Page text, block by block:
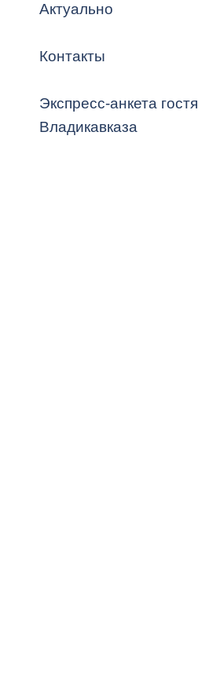
Актуально
Контакты
Экспресс-анкета гостя
Владикавказа